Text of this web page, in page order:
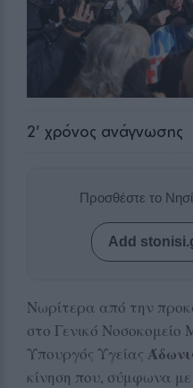
2' χρόνος ανάγνωσης
Προσθέστε το
Add
Νωρίτερα από την
στο Γενικό Νοσοκομείο
Υπουργός Υγείας
κίνηση που, σύμφωνα με